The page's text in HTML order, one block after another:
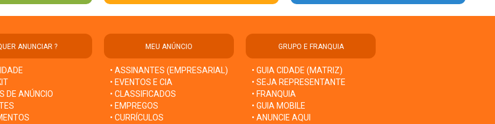
ANUNCIAR ?
DE ANÚNCIO
MEU ANÚNCIO
• ASSINANTES (EMPRESARIAL)
• EVENTOS E CIA
• CLASSIFICADOS
• EMPREGOS
• CURRÍCULOS
GRUPO E FRANQUIA
• GUIA CIDADE (MATRIZ)
• SEJA REPRESENTANTE
• FRANQUIA
• GUIA MOBILE
• ANUNCIE AQUI